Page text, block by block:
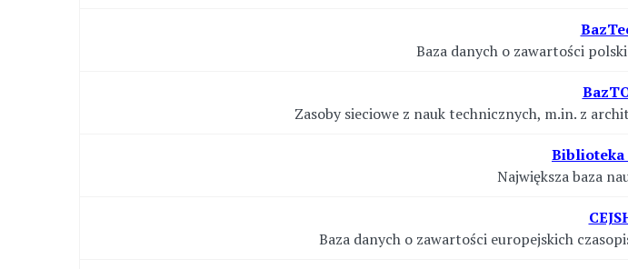
Baza danych o zawartości
Zasoby sieciowe z nauk technicznych, m.in. z
Biblioteka
Największa baza
Baza danych o zawartości europejskich